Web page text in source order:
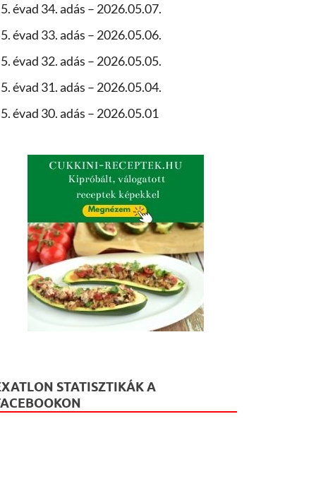
5. évad 34. adás – 2026.05.07.
5. évad 33. adás – 2026.05.06.
5. évad 32. adás – 2026.05.05.
5. évad 31. adás – 2026.05.04.
5. évad 30. adás – 2026.05.01
STATISZTIKÁK A